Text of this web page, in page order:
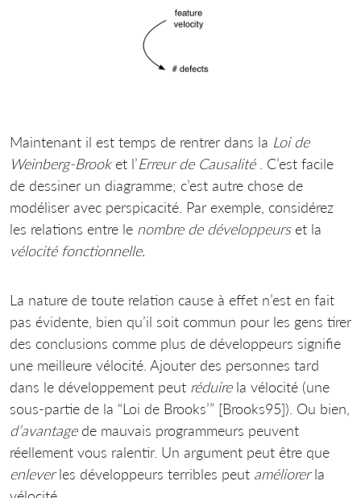
Maintenant il est temps de rentrer dans la Loi de
Weinberg-Brooket l’Erreur de Causalité. C’est facile
de dessiner un diagramme; c’est autre chose de
modéliser avec perspicacité. Par exemple, considérez
les relations entre le nombre de développeurset la
vélocité fonctionnelle.
La nature de toute relation cause à effet n’est en fait
pas évidente, bien qu’il soit commun pour les gens tirer
des conclusions comme plus de développeurs signifie
une meilleure vélocité. Ajouter des personnes tard
dans le développement peut réduirela vélocité (une
sous-partie de la “Loi de Brooks’” [Brooks95]). Ou bien,
d’avantagede mauvais programmeurs peuvent
réellement vous ralentir. Un argument peut être que
enleverles développeurs terribles peut améliorerla